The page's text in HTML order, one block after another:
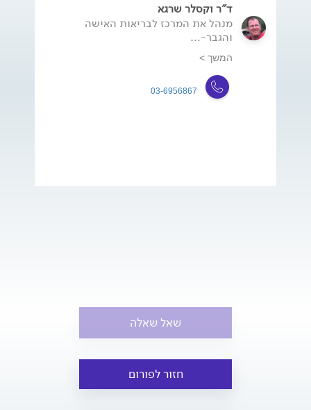
ד"ר וקסלר שרגא
מנהל את המרכז לבריאות האישה
והגבר-...
המשך >
03-6956867
שאל שאלה
חזור לפורום